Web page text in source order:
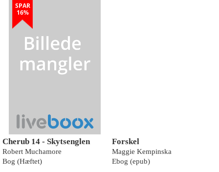
SPAR
16%
Cherub 14 - Skytsenglen
Robert Muchamore
Bog (Hæftet)
Forskel
Maggie Kempinska
Ebog (epub)